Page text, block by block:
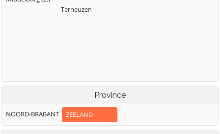
Terneuzen
Province
NOORD-BRABANT ZEELAND